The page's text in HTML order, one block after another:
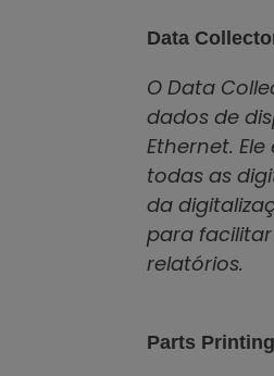
Data
O Data
dados de
Ethernet.
todas as
da
para
relatórios.
Parts Printing